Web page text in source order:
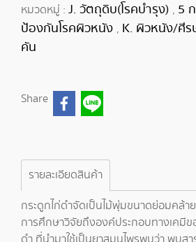
หมวดหมู่ : J. วัตถุดิบ(โรคบำรุง) , 5
ป้องกันโรคผิวหนัง , K. ผิวหนัง/ศีร
คัน
Share
รายละเอียดสินค้า
กระดูกไก่ดำจัดเป็นไม้พุ่มขนาดย่อมคล้
การศึกษาวิจัยถึงองค์ประกอบทางเคมีข